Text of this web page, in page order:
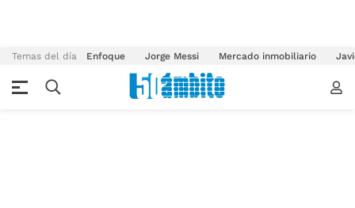
Temas del día Enfoque Jorge Messi Mercado inmobiliario